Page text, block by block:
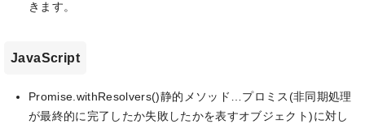
きます。
JavaScript
Promise.withResolvers()静的メソッド…プロミス(非同期処理
が最終的に完了したか失敗したかを表すオブジェクト)に対し